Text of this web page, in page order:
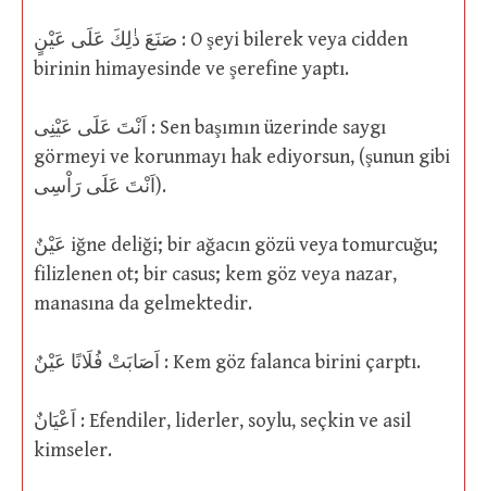
صَنَعَ ذٰلِكَ عَلَى عَيْنٍ : O şeyi bilerek veya cidden
birinin himayesinde ve şerefine yaptı.
اَنْتَ عَلَى عَيْنِى : Sen başımın üzerinde saygı
görmeyi ve korunmayı hak ediyorsun, (şunun gibi
اَنْتَ عَلَى رَاْسِى).
عَيْنٌ iğne deliği; bir ağacın gözü veya tomurcuğu;
filizlenen ot; bir casus; kem göz veya nazar,
manasına da gelmektedir.
اَصَابَتْ فُلَانًا عَيْنٌ : Kem göz falanca birini çarptı.
اَعْيَانٌ : Efendiler, liderler, soylu, seçkin ve asil
kimseler.